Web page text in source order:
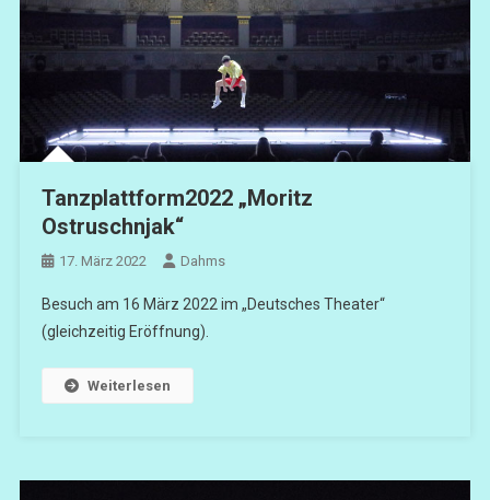
Tanzplattform2022 „Moritz
Ostruschnjak“
17. März 2022 Dahms
Besuch am 16 März 2022 im „Deutsches Theater“
(gleichzeitig Eröffnung).
Weiterlesen